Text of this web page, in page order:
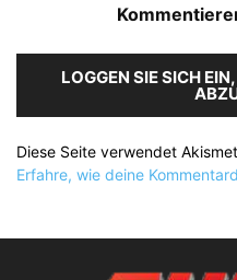
LOGGEN SIE SICH
Diese Seite verwendet
Erfahre, wie deine